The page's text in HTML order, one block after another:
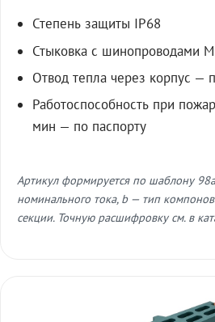
Степень защиты IP68
Стыковка с шинопроводами
Отвод тепла через корпус —
Работоспособность при
мин — по паспорту
Артикул формируется по шаблону
номинального тока, b — тип
секции. Точную расшифровку см. в